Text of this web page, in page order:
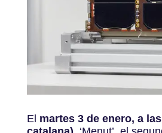
El martes 3 de enero, a